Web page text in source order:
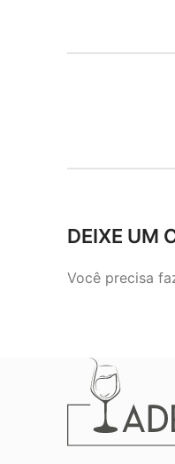
DEIXE UM
Você precisa